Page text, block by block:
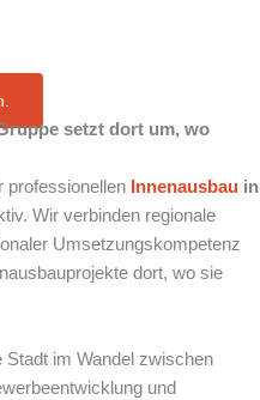
setzt dort um, wo
professionellen Innenausbau in
Wir verbinden regionale
Umsetzungskompetenz
dort, wo sie
Stadt im Wandel zwischen
und